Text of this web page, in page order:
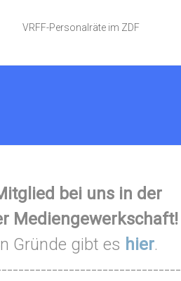
VRFF-Personalräte im ZDF
bei uns in der
Mediengewerkschaft!
Gründe gibt es hier.